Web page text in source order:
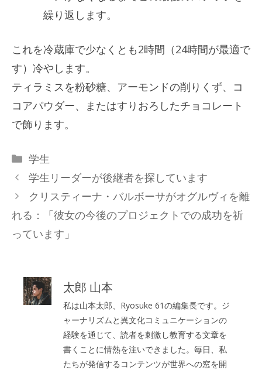
繰り返します。
これを冷蔵庫で少なくとも2時間（24時間が最適で
す）冷やします。
ティラミスを粉砂糖、アーモンドの削りくず、コ
コアパウダー、またはすりおろしたチョコレート
で飾ります。
カ
テ
ゴ
リ
ー
学生
学生リーダーが後継者を探しています
クリスティーナ・バルボーサがオグルヴィを離
れる：「彼女の今後のプロジェクトでの成功を祈
っています」
太郎 山本
私は山本太郎、Ryosuke 61の編集長です。ジ
ャーナリズムと異文化コミュニケーションの
経験を通じて、読者を刺激し教育する文章を
書くことに情熱を注いできました。毎日、私
たちが発信するコンテンツが世界への窓を開